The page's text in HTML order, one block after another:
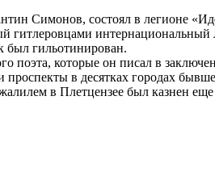
Симонов, состоял в легионе
гитлеровцами
был гильотинирован.
поэта, которые он писал в
в десятках городах
в Плетцензее был казнен